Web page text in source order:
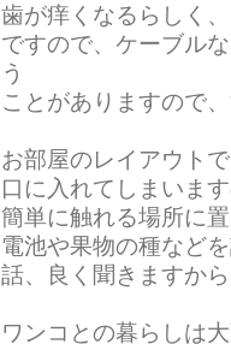
歯が痒くなるらしく
ですので、ケーブル
う
ことがありますので
お部屋のレイアウト
口に入れてしまいま
簡単に触れる場所に
電池や果物の種など
話、良く聞きますか
ワンコとの暮らしは